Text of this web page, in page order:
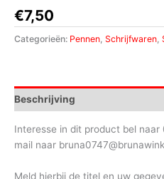
€7,50
Categorieën: Pennen Schrijfwaren
Beschrijving
Interesse in dit product bel
mail naar
Meld hierbij de titel en uw